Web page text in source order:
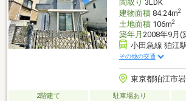
間取り 3LDK
建物面積84.24m2
土地面積106m2
築年月 2008年9月(
小田急線 狛江
その他の交通
東京都狛江市
2階建て 駐車場あり